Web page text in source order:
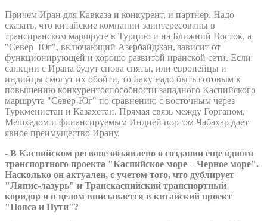
Причем Иран для Кавказа и конкурент, и партнер. Надо
сказать, что китайские компании заинтересованы в
трансиранском маршруте в Турцию и на Ближний Восток, а
"Север–Юг", включающий Азербайджан, зависит от
функционирующей и хорошо развитой иранской сети. Если
санкции с Ирана будут снова сняты, или европейцы и
индийцы смогут их обойти, то Баку надо быть готовым к
повышению конкурентоспособности западного Каспийского
маршрута "Север-Юг" по сравнению с восточным через
Туркменистан и Казахстан. Прямая связь между Горганом,
Мешхедом и финансируемым Индией портом Чабахар дает
явное преимущество Ирану.
- В Каспийском регионе объявлено о создании еще одного
транспортного проекта "Каспийское море – Черное море".
Насколько он актуален, с учетом того, что дублирует
"Ляпис-лазурь" и Транскаспийский транспортный
коридор и в целом вписывается в китайский проект
"Пояса и Пути"?